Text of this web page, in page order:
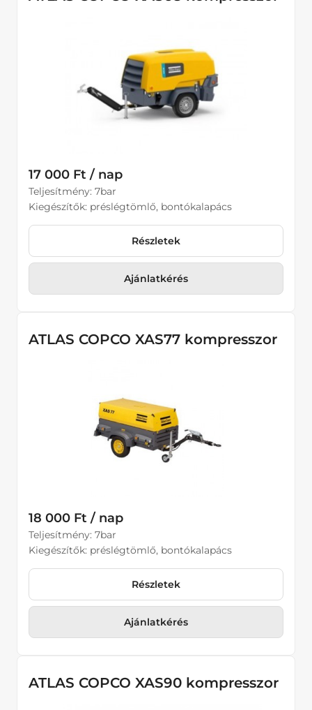
17 000 Ft / nap
Teljesítmény: 7bar
Kiegészítők: préslégtömlő, bontókalapács
Részletek
Ajánlatkérés
ATLAS COPCO XAS77 kompresszor
18 000 Ft / nap
Teljesítmény: 7bar
Kiegészítők: préslégtömlő, bontókalapács
Részletek
Ajánlatkérés
ATLAS COPCO XAS90 kompresszor